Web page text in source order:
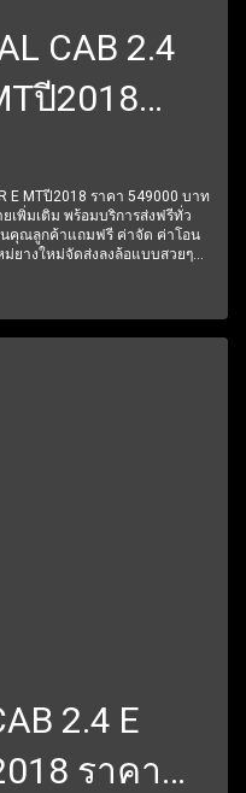
CAB 2.4
ปี2018
E MTปี2018 ราคา 549000 บาท
เพิ่มเติม พร้อมบริการส่งฟรีทั่ว
นคุณลูกค้าแถมฟรี ค่าจัด ค่าโอน
ยางใหม่จัดส่งลงล้อแบบสวยๆมี
บริการช่วยเหลือฉุกเฉินตลอด
ชิ้นส่วน มีรถให้เลือกมากกว่า
2.4 E